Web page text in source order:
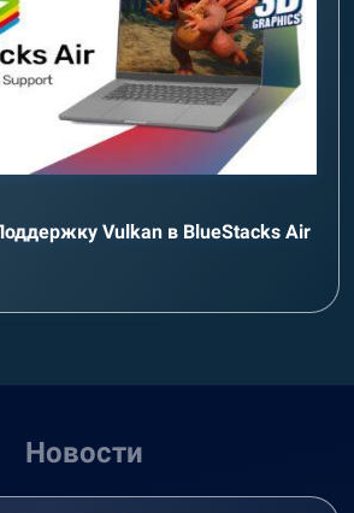
Vulkan в BlueStacks Air
Новости